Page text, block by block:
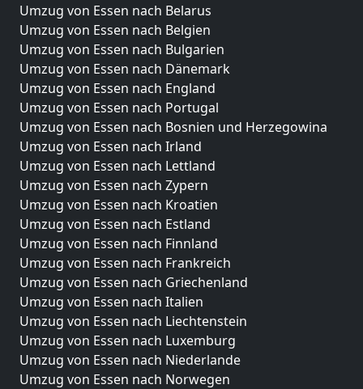
Umzug von Essen nach Belarus
Umzug von Essen nach Belgien
Umzug von Essen nach Bulgarien
Umzug von Essen nach Dänemark
Umzug von Essen nach England
Umzug von Essen nach Portugal
Umzug von Essen nach Bosnien und Herzegowina
Umzug von Essen nach Irland
Umzug von Essen nach Lettland
Umzug von Essen nach Zypern
Umzug von Essen nach Kroatien
Umzug von Essen nach Estland
Umzug von Essen nach Finnland
Umzug von Essen nach Frankreich
Umzug von Essen nach Griechenland
Umzug von Essen nach Italien
Umzug von Essen nach Liechtenstein
Umzug von Essen nach Luxemburg
Umzug von Essen nach Niederlande
Umzug von Essen nach Norwegen